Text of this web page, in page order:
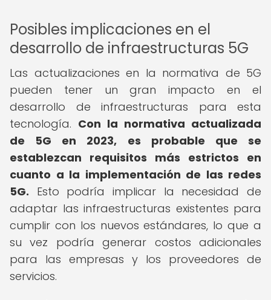
Posibles implicaciones en el
desarrollo de infraestructuras 5G
Las actualizaciones en la normativa de 5G
pueden tener un gran impacto en el
desarrollo de infraestructuras para esta
tecnología. Con la normativa actualizada
de 5G en 2023, es probable que se
establezcan requisitos más estrictos en
cuanto a la implementación de las redes
5G. Esto podría implicar la necesidad de
adaptar las infraestructuras existentes para
cumplir con los nuevos estándares, lo que a
su vez podría generar costos adicionales
para las empresas y los proveedores de
servicios.